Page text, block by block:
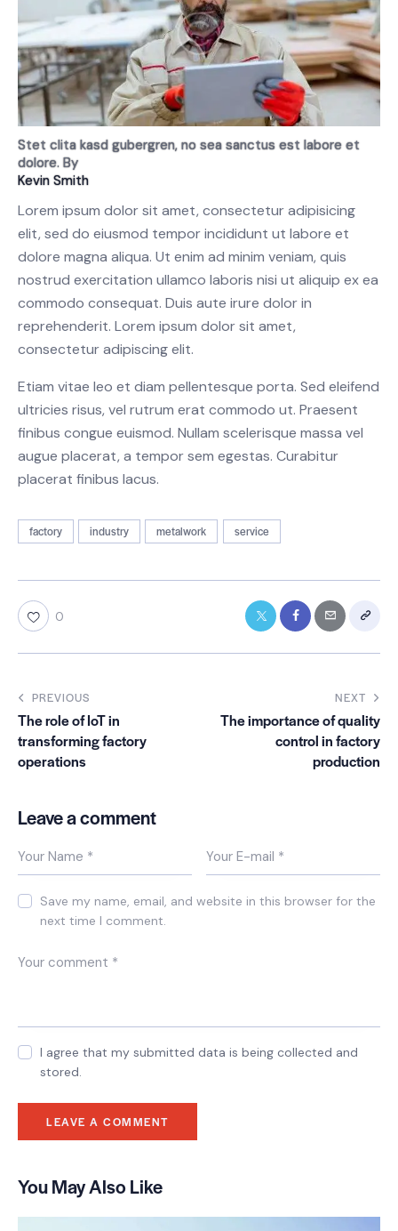
Stet clita kasd gubergren, no sea sanctus est labore et
dolore. By
Kevin Smith
Lorem ipsum dolor sit amet, consectetur adipisicing
elit, sed do eiusmod tempor incididunt ut labore et
dolore magna aliqua. Ut enim ad minim veniam, quis
nostrud exercitation ullamco laboris nisi ut aliquip ex ea
commodo consequat. Duis aute irure dolor in
reprehenderit. Lorem ipsum dolor sit amet,
consectetur adipiscing elit.
Etiam vitae leo et diam pellentesque porta. Sed eleifend
ultricies risus, vel rutrum erat commodo ut. Praesent
finibus congue euismod. Nullam scelerisque massa vel
augue placerat, a tempor sem egestas. Curabitur
placerat finibus lacus.
factory industry metalwork service
0
PREVIOUS
The role of IoT in
transforming factory
operations
NEXT
The importance of quality
control in factory
production
Leave a comment
Save my name, email, and website in this browser for the
next time I comment.
I agree that my submitted data is being collected and
stored.
You May Also Like